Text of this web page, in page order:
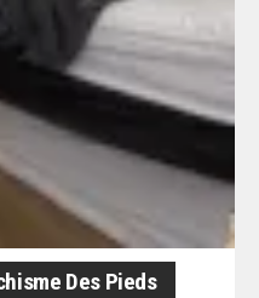
Des Pieds